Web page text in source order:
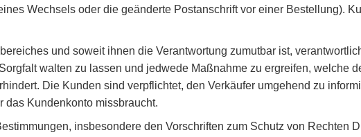
Wechsels oder die geänderte Postanschrift vor einer Bestellung).
und soweit ihnen die Verantwortung zumutbar ist,
walten zu lassen und jedwede Maßnahme zu ergreifen, welche
Die Kunden sind verpflichtet, den Verkäufer umgehend zu
das Kundenkonto missbraucht.
insbesondere den Vorschriften zum Schutz von Rechten